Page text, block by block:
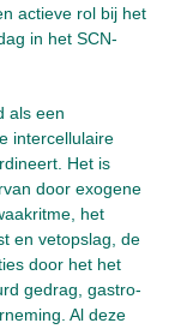
actieve rol bij het
in het SCN-
als een
intercellulaire
Het is
door exogene
het
en vetopslag, de
door het het
gedrag, gastro-
Al deze